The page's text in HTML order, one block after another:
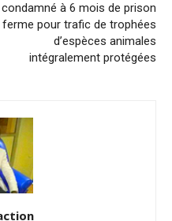
condamné à 6 mois de prison
ferme pour trafic de trophées
d’espèces animales
intégralement protégées